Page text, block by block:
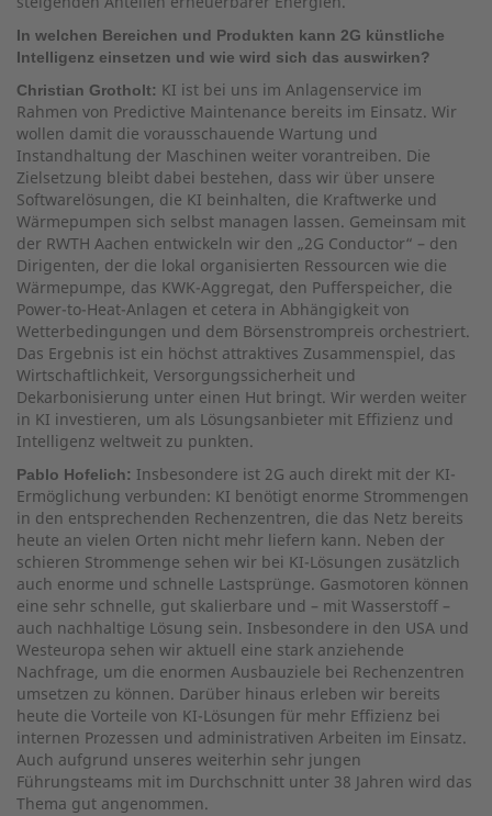
In welchen Bereichen und Produkten kann 2G künstliche
Intelligenz einsetzen und wie wird sich das auswirken?
Christian Grotholt: KI ist bei uns im Anlagenservice im
Rahmen von Predictive Maintenance bereits im Einsatz. Wir
wollen damit die vorausschauende Wartung und
Instandhaltung der Maschinen weiter vorantreiben. Die
Zielsetzung bleibt dabei bestehen, dass wir über unsere
Softwarelösungen, die KI beinhalten, die Kraftwerke und
Wärmepumpen sich selbst managen lassen. Gemeinsam mit
der RWTH Aachen entwickeln wir den „2G Conductor“ – den
Dirigenten, der die lokal organisierten Ressourcen wie die
Wärmepumpe, das KWK-Aggregat, den Pufferspeicher, die
Power-to-Heat-Anlagen et cetera in Abhängigkeit von
Wetterbedingungen und dem Börsenstrompreis orchestriert.
Das Ergebnis ist ein höchst attraktives Zusammenspiel, das
Wirtschaftlichkeit, Versorgungssicherheit und
Dekarbonisierung unter einen Hut bringt. Wir werden weiter
in KI investieren, um als Lösungsanbieter mit Effizienz und
Intelligenz weltweit zu punkten.
Pablo Hofelich: Insbesondere ist 2G auch direkt mit der KI-
Ermöglichung verbunden: KI benötigt enorme Strommengen
in den entsprechenden Rechenzentren, die das Netz bereits
heute an vielen Orten nicht mehr liefern kann. Neben der
schieren Strommenge sehen wir bei KI-Lösungen zusätzlich
auch enorme und schnelle Lastsprünge. Gasmotoren können
eine sehr schnelle, gut skalierbare und – mit Wasserstoff –
auch nachhaltige Lösung sein. Insbesondere in den USA und
Westeuropa sehen wir aktuell eine stark anziehende
Nachfrage, um die enormen Ausbauziele bei Rechenzentren
umsetzen zu können. Darüber hinaus erleben wir bereits
heute die Vorteile von KI-Lösungen für mehr Effizienz bei
internen Prozessen und administrativen Arbeiten im Einsatz.
Auch aufgrund unseres weiterhin sehr jungen
Führungsteams mit im Durchschnitt unter 38 Jahren wird das
Thema gut angenommen.